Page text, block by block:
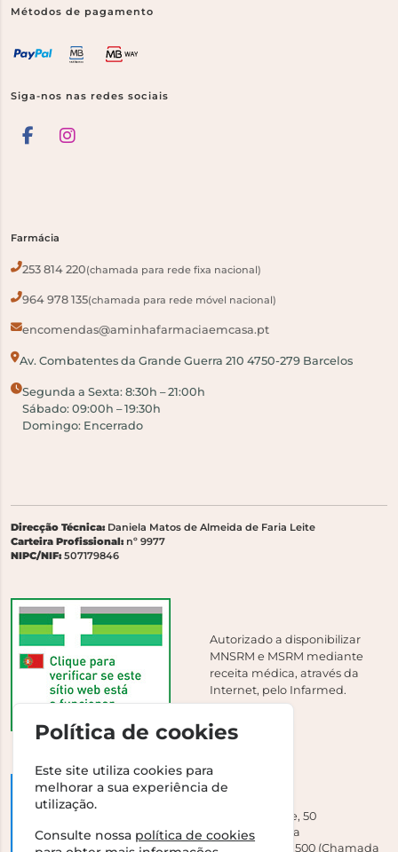
Métodos de pagamento
Siga-nos nas redes sociais
Farmácia
253 814 220(chamada para rede fixa nacional)
964 978 135(chamada para rede móvel nacional)
encomendas@aminhafarmaciaemcasa.pt
Av. Combatentes da Grande Guerra 210 4750-279 Barcelos
Segunda a Sexta: 8:30h – 21:00h
Sábado: 09:00h – 19:30h
Domingo: Encerrado
Direcção Técnica: Daniela Matos de Almeida de Faria Leite
Carteira Profissional: nº 9977
NIPC/NIF: 507179846
Autorizado a disponibilizar
MNSRM e MSRM mediante
receita médica, através da
Internet, pelo Infarmed.
Campo Grande, 50
1700-093 Lisboa
Tel +351 213 239 500 (Chamada
Política de cookies
Este site utiliza cookies para
melhorar a sua experiência de
utilização.
Consulte nossa política de cookies